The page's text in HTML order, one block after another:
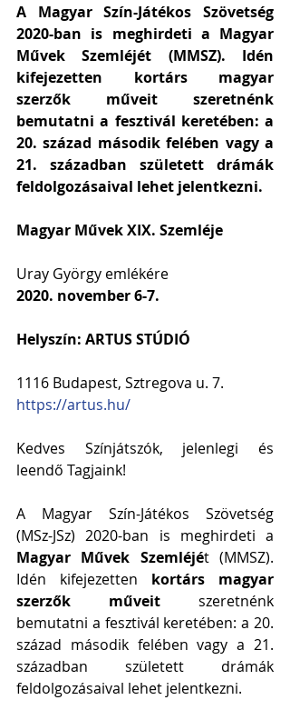
A Magyar Szín-Játékos Szövetség
2020-ban is meghirdeti a Magyar
Művek Szemléjét (MMSZ). Idén
kifejezetten kortárs magyar
szerzők műveit szeretnénk
bemutatni a fesztivál keretében: a
20. század második felében vagy a
21. században született drámák
feldolgozásaival lehet jelentkezni.
Magyar Művek XIX. Szemléje
Uray György emlékére
2020. november 6-7.
Helyszín: ARTUS STÚDIÓ
1116 Budapest, Sztregova u. 7.
https://artus.hu/
Kedves Színjátszók, jelenlegi és
leendő Tagjaink!
A Magyar Szín-Játékos Szövetség
Magyar Művek Szemléjét (MMSZ).
Idén kifejezetten kortárs magyar
szerzők műveit szeretnénk
bemutatni a fesztivál keretében: a 20.
század második felében vagy a 21.
században született drámák
feldolgozásaival lehet jelentkezni.